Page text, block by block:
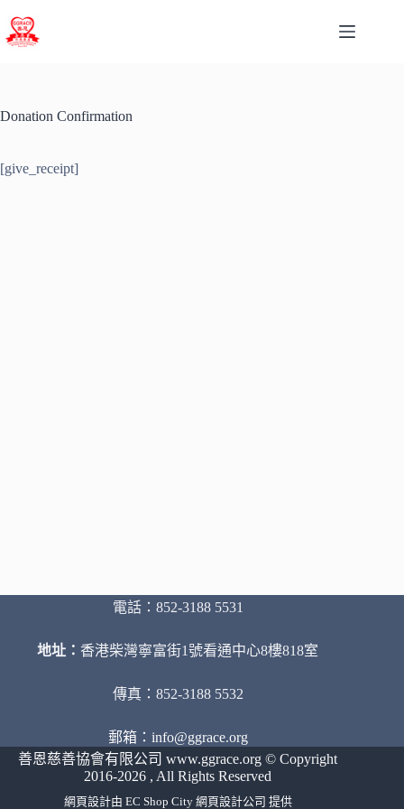
Donation Confirmation
[give_receipt]
電話：852-3188 5531
地址： 香港柴灣寧富街1號看通中心8樓818室
傳真：852-3188 5532
郵箱：info@ggrace.org
善恩慈善協會有限公司 www.ggrace.org © Copyright
2016-2026 , All Rights Reserved
網頁設計由 EC Shop City 網頁設計公司 提供